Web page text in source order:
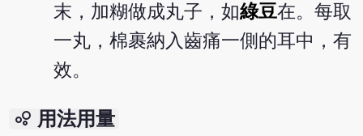
末，加糊做成丸子，如綠豆在。每取
一丸，棉裹納入齒痛一側的耳中，有
效。
bubble_chart 用法用量